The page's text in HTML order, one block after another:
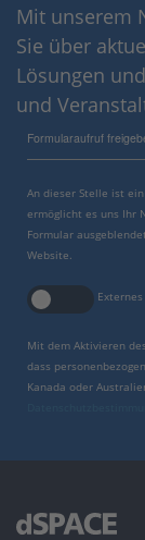
Mit unserem
Sie über
Lösungen
und
Formularaufruf
An dieser Stelle ist
ermöglicht es uns Ihr
Formular
Website.
Mit dem Aktivieren
dass
Kanada oder